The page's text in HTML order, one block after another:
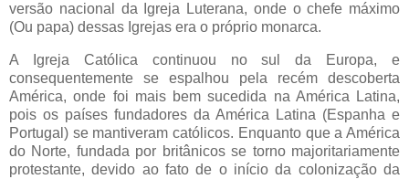
versão nacional da Igreja Luterana, onde o chefe máximo
(Ou papa) dessas Igrejas era o próprio monarca.
A Igreja Católica continuou no sul da Europa, e
consequentemente se espalhou pela recém descoberta
América, onde foi mais bem sucedida na América Latina,
pois os países fundadores da América Latina (Espanha e
Portugal) se mantiveram católicos. Enquanto que a América
do Norte, fundada por britânicos se torno majoritariamente
protestante, devido ao fato de o início da colonização da